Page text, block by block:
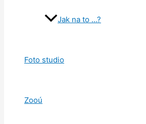
Jak na to …?
Foto studio
Zooú